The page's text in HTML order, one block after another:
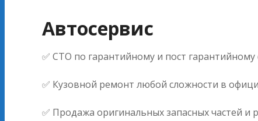
Автосервис
✅ СТО по гарантийному и пост
✅ Кузовной ремонт любой сложности в
✅ Продажа оригинальных запасных частей